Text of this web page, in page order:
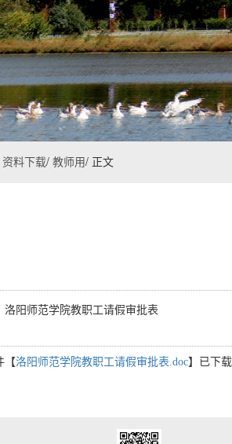
资料下载/ 教师用/ 正文
洛阳师范学院教职工请假审批表
【洛阳师范学院教职工请假审批表.doc】已下载